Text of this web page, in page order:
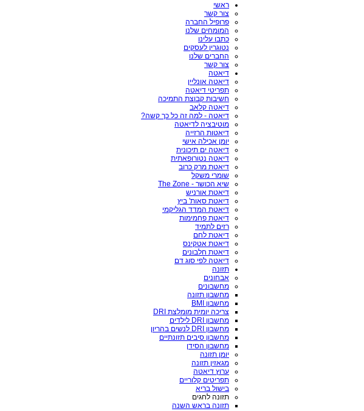
ראשי
צור קשר
פרופיל החברה
המומחים שלנו
כתבו עלינו
נטוגרין לעסקים
החברים שלנו
צור קשר
דיאטה
דיאטה אונליין
תפריטי דיאטה
חשיבות קבוצת התמיכה
דיאטה קלאב
דיאטה - למה זה כל כך קשה?
מוטיבציה לדיאטה
דיאטות הרזייה
יומן אכילה אישי
דיאטה ים תיכונית
דיאטה נטורופאתית
דיאטת מרק כרוב
שומרי משקל
שיא הכושר - The Zone
דיאטת אורניש
דיאטת סאות' ביץ
דיאטת המדד הגליקמי
דיאטת פחמימות
רזים לתמיד
דיאטת לחם
דיאטת אטקינס
דיאטת חלבונים
דיאטה לפי סוג דם
תזונה
אבחונים
מחשבונים
מחשבון תזונה
מחשבון BMI
צריכה יומית מומלצת DRI
מחשבון DRI לילדים
מחשבון DRI לנשים בהריון
מחשבון סיבים תזונתיים
מחשבון הסידן
יומן תזונה
מגאזין תזונה
ערוץ דיאטה
תפריטים קלוריים
בישול בריא
תזונה לחגים
תזונה בראש השנה